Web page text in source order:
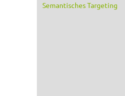
Semantisches Targeting